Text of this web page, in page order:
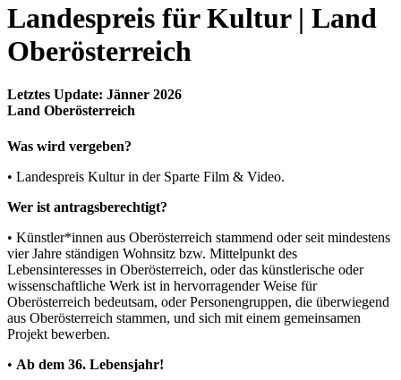
Landespreis für Kultur | Land
Oberösterreich
Letztes Update: Jänner 2026
Land Oberösterreich
Was wird vergeben?
• Landespreis Kultur in der Sparte Film & Video.
Wer ist antragsberechtigt?
• Künstler*innen aus Oberösterreich stammend oder seit mindestens
vier Jahre ständigen Wohnsitz bzw. Mittelpunkt des
Lebensinteresses in Oberösterreich, oder das künstlerische oder
wissenschaftliche Werk ist in hervorragender Weise für
Oberösterreich bedeutsam, oder Personengruppen, die überwiegend
aus Oberösterreich stammen, und sich mit einem gemeinsamen
Projekt bewerben.
• Ab dem 36. Lebensjahr!